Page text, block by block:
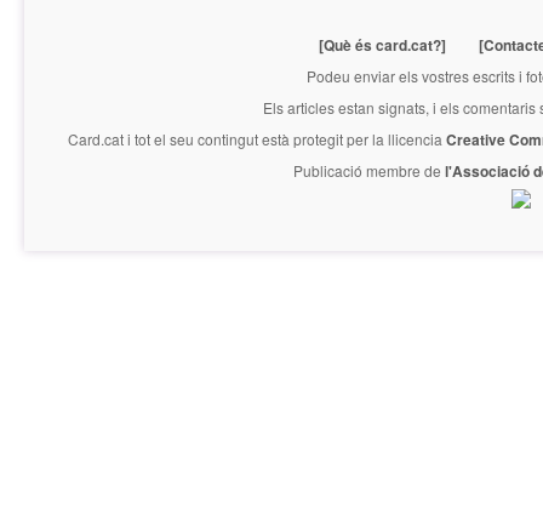
[Què és card.cat?]
Podeu enviar els vostres escrits i
Els articles estan signats, i els
Card.cati tot el seu contingut està protegit per la llicencia Creative
Publicació membre de l'Associació